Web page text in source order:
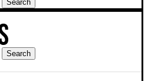
Search
Search